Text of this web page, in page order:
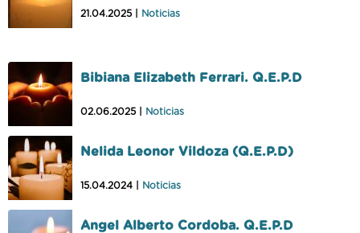
21.04.2025 | Noticias
Bibiana Elizabeth Ferrari. Q.E.P.D
02.06.2025 | Noticias
Nelida Leonor Vildoza (Q.E.P.D)
15.04.2024 | Noticias
Angel Alberto Cordoba. Q.E.P.D